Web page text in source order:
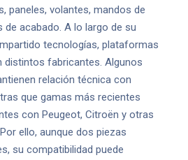
paneles, volantes, mandos de
acabado. A lo largo de su
tecnologías, plataformas
fabricantes. Algunos
relación técnica con
que gamas más recientes
con Peugeot, Citroën y otras
ello, aunque dos piezas
su compatibilidad puede